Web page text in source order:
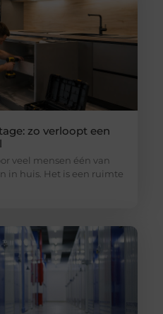
zo verloopt een
veel mensen één van
in huis. Het is een ruimte